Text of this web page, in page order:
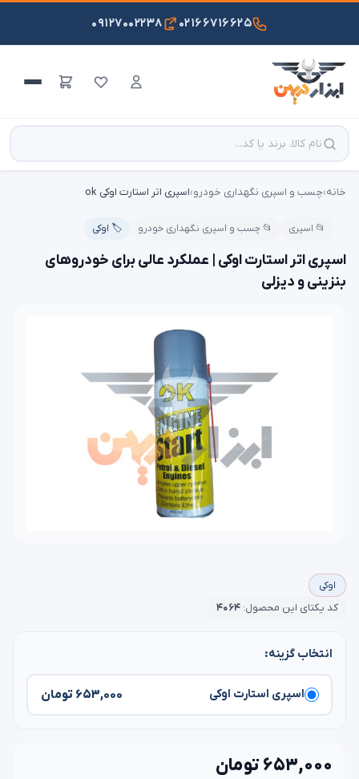
۰۲۱۶۶۷۱۶۶۲۵ ۰۹۱۲۷۰۰۲۲۳۸
خانه›چسب و اسپری نگهداری خودرو›اسپری اتر استارت اوکی ok
📂 اسپری 📂 چسب و اسپری نگهداری خودرو 🏷️ اوکی
اسپری اتر استارت اوکی | عملکرد عالی برای خودروهای
بنزینی و دیزلی
اوکی
کد یکتای این محصول: ۴۰۶۴
انتخاب گزینه:
اسپری استارت اوکی ۶۵۳,۰۰۰ تومان
۶۵۳,۰۰۰ تومان